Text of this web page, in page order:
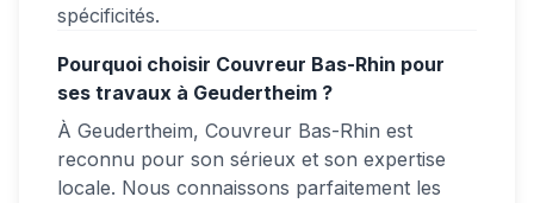
spécificités.
Pourquoi choisir Couvreur Bas-Rhin pour
ses travaux à Geudertheim ?
À Geudertheim, Couvreur Bas-Rhin est
reconnu pour son sérieux et son expertise
locale. Nous connaissons parfaitement les